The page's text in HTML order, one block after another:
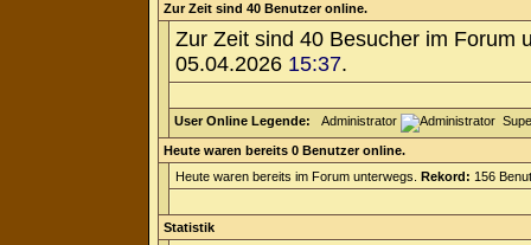
Zur Zeit sind 40 Benutzer online.
Zur Zeit sind 40 Besucher im Forum
05.04.2026 15:37.
User Online Legende: Administrator
Heute waren bereits 0 Benutzer online.
Heute waren bereits im Forum unterwegs. Rekord: 156
Statistik